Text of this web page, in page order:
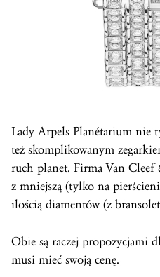
Lady Arpels Planétarium nie
też skomplikowanym
ruch planet. Firma Van Cleef
z mniejszą (tylko na
ilością diamentów (z
Obie są raczej propozycjami
musi mieć swoją cenę.